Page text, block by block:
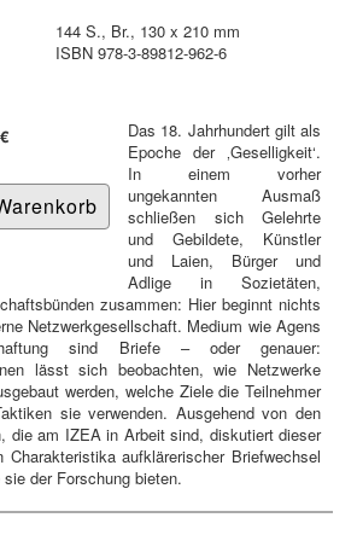
144 S., Br., 130 x 210 mm
ISBN 978-3-89812-962-6
Das 18. Jahrhundert gilt als
Epoche der ‚Geselligkeit‘.
In einem vorher
ungekannten Ausmaß
schließen sich Gelehrte
und Gebildete, Künstler
und Laien, Bürger und
Adlige in Sozietäten,
zusammen: Hier beginnt nichts
Netzwerkgesellschaft. Medium wie Agens
sind Briefe – oder genauer:
lässt sich beobachten, wie Netzwerke
werden, welche Ziele die Teilnehmer
sie verwenden. Ausgehend von den
die am IZEA in Arbeit sind, diskutiert dieser
Charakteristika aufklärerischer Briefwechsel
der Forschung bieten.